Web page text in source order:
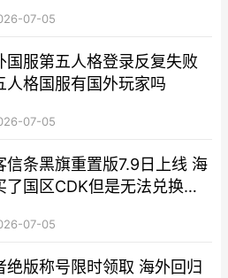
07-05
国服第五人格登录反复失败
人格国服有国外玩家吗
07-05
信条黑旗重置版7.9日上线 海
了国区CDK但是无法兑换如
07-05
绝版称号限时领取 海外回归